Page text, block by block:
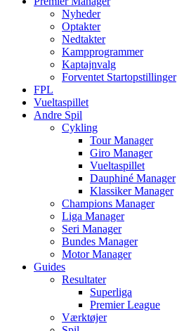
Nyheder
Optakter
Nedtakter
Kampprogrammer
Kaptajnvalg
Forventet Startopstillinger
FPL
Vueltaspillet
Andre Spil
Cykling
Tour Manager
Giro Manager
Vueltaspillet
Dauphiné Manager
Klassiker Manager
Champions Manager
Liga Manager
Seri Manager
Bundes Manager
Motor Manager
Guides
Resultater
Superliga
Premier League
Værktøjer